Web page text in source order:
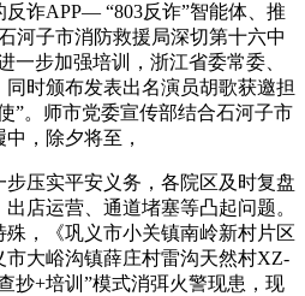
诈APP— “803反诈”智能体、推
河子市消防救援局深切第十六中
一步加强培训，浙江省委常委、
时颁布发表出名演员胡歌获邀担
”。师市党委宣传部结合石河子市
，除夕将至，
压实平安义务，各院区及时复盘
店运营、通道堵塞等凸起问题。
，《巩义市小关镇南岭新村片区
大峪沟镇薛庄村雷沟天然村XZ-
抄+培训”模式消弭火警现患，现